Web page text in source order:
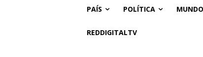
PAÍS POLÍTICA MUNDO
REDDIGITALTV